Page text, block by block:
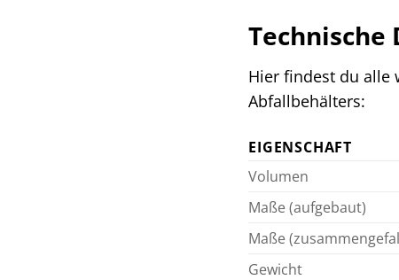
Hier findest du alle
Abfallbehälters:
EIGENSCHAFT
Volumen
Maße (aufgebaut)
Maße
Gewicht